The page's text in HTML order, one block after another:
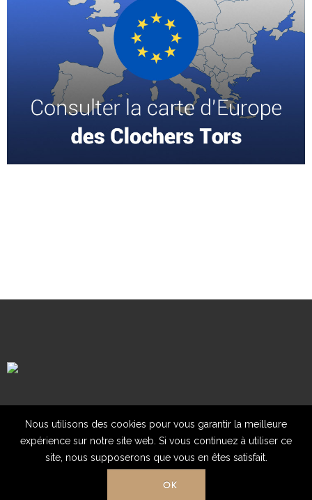
© Association "Les clochers tors d'Europe" 2018. Tout Droit Réservé.
Nous utilisons des cookies pour vous garantir la meilleure
expérience sur notre site web. Si vous continuez à utiliser ce
site, nous supposerons que vous en êtes satisfait.
OK